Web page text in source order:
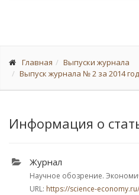
Главная
Выпуски журнала
Выпуск журнала № 2 за 2014 год
Информация о
Журнал
Научное обозрение.
URL: https://science-